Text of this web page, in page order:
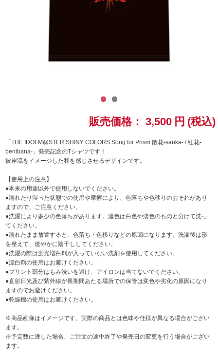
ナムコクラシック
ラブライブ！
ラブライブ！サンシャイン‼
ラブライブ！虹ヶ咲学園スクールアイドル同好会
ラブライブ！スーパースター!!
アイドリッシュセブン
モフモフパレード
販売価格： 3,500 円 (税込)
「THE IDOLM@STER SHINY COLORS Song for Prism 散花-sanka- / 紅花-
benibana-」発売記念のTシャツです！
彼岸流をイメージした和を感じさせるデザインです。
【使用上の注意】
●本来の用途以外で使用しないでください。
●濡れたり湿った状態での使用や摩擦により、色落ちや色移りのおそれがあり
ますので、ご注意ください。
●洗濯により多少の色落ちがあります。濃色は白色や淡色のものと分けて洗っ
てください。
●濡れたまま放置すると、色落ち・色移りなどの原因になります。洗濯後は形
を整えて、速やかに陰干ししてください。
●洗濯の際は蛍光増白剤が入っていない洗剤を使用してください。
●漂白剤の使用はお避けください。
●プリント部分はもみ洗いを避け、アイロンは当てないでください。
●直射日光及び紫外線が長期間あたる場所での保管は変色や劣化の原因になり
ますのでお避けください。
●乾燥機の使用はお避けください。
※商品画像はイメージです。実際の商品とは色味や仕様が異なる場合がござい
ます。
※予定数に達した場合、ご注文の途中終了や発売日の変更を行う場合がござい
ます。